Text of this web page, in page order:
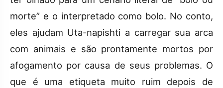
morte” e o interpretado como bolo. No conto,
eles ajudam Uta-napishti a carregar sua arca
com animais e são prontamente mortos por
afogamento por causa de seus problemas. O
que é uma etiqueta muito ruim depois de